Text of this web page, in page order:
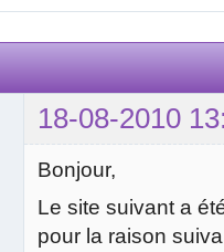
18-08-2010
Bonjour,
Le site suivant a
pour la raison